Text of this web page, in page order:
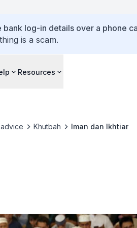
log-in details over a phone
is a scam.
Resources
Khutbah Iman dan Ikhtiar